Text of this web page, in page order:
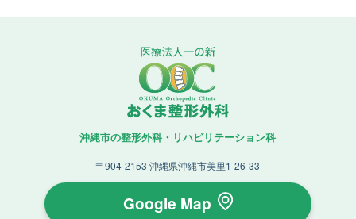
沖縄市の整形外科・リハビリテーション科
〒904-2153沖縄県沖縄市美里1-26-33
Google Map